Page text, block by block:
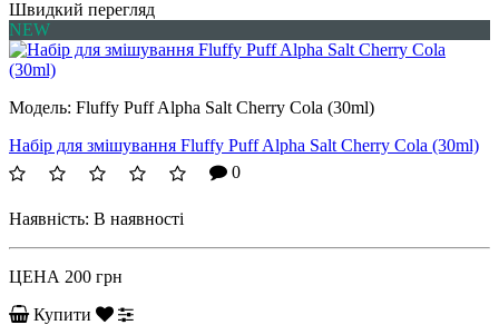
Швидкий перегляд
NEW
Модель: Fluffy Puff Alpha Salt Cherry Cola (30ml)
Набір для змішування Fluffy Puff Alpha Salt Cherry Cola (30ml)
0
Наявність: В наявності
ЦЕНА 200 грн
Купити